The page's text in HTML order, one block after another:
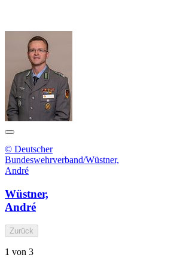
© Deutscher
Bundeswehrverband/Wüstner,
André
Wüstner,
André
Zurück
1 von 3